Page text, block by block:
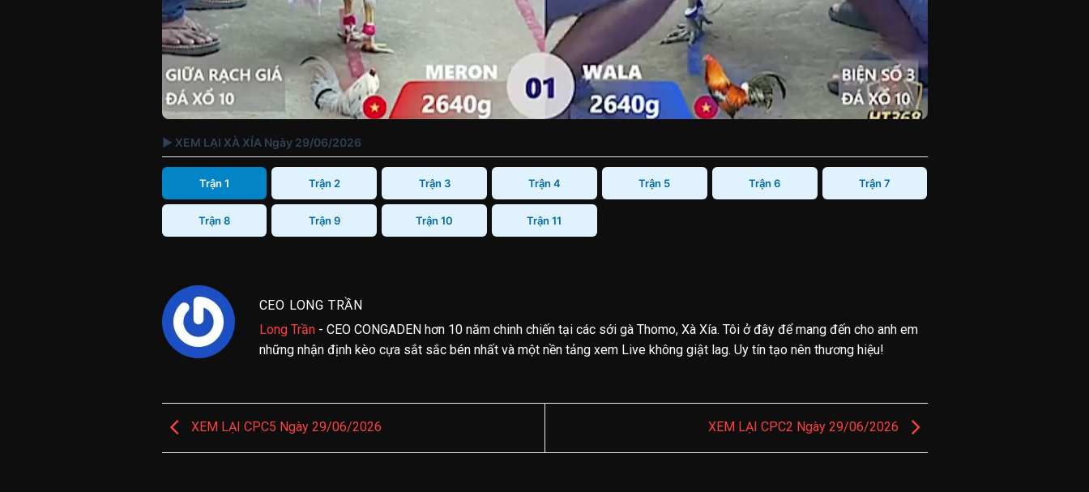
▶ XEM LẠI XÀ XÍA Ngày 29/06/2026
Trận 1 Trận 2 Trận 3 Trận 4 Trận 5 Trận 6 Trận 7
Trận 8 Trận 9 Trận 10 Trận 11
CEO LONG TRẦN
Long Trần- CEO CONGADEN hơn 10 năm chinh chiến tại các sới gà Thomo, Xà Xía. Tôi ở đây để mang đến cho anh em
những nhận định kèo cựa sắt sắc bén nhất và một nền tảng xem Live không giật lag. Uy tín tạo nên thương hiệu!
XEM LẠI CPC5 Ngày 29/06/2026 XEM LẠI CPC2 Ngày 29/06/2026